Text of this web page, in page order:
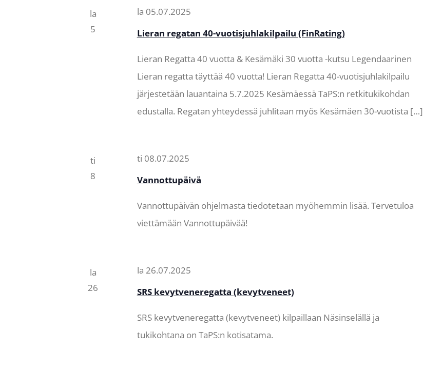
la
5
la 05.07.2025
Lieran regatan 40-vuotisjuhlakilpailu (FinRating)
Lieran Regatta 40 vuotta & Kesämäki 30 vuotta -kutsu Legendaarinen
Lieran regatta täyttää 40 vuotta! Lieran Regatta 40-vuotisjuhlakilpailu
järjestetään lauantaina 5.7.2025 Kesämäessä TaPS:n retkitukikohdan
edustalla. Regatan yhteydessä juhlitaan myös Kesämäen 30-vuotista […]
ti
8
ti 08.07.2025
Vannottupäivä
Vannottupäivän ohjelmasta tiedotetaan myöhemmin lisää. Tervetuloa
viettämään Vannottupäivää!
la
26
la 26.07.2025
SRS kevytveneregatta (kevytveneet)
SRS kevytveneregatta (kevytveneet) kilpaillaan Näsinselällä ja
tukikohtana on TaPS:n kotisatama.